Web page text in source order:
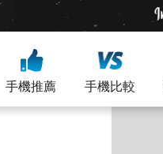
手機推薦 手機比較